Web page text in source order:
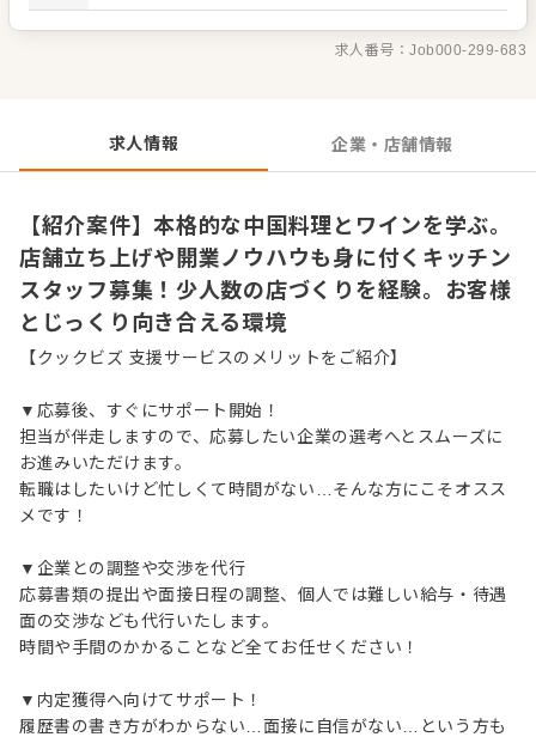
幅広く習得できます。少人数精鋭のチームで店舗立ち上げ
や出店開業のノウハウを間近で学べるため、将来独立を目
求人番号：Job000-299-683
求人情報 企業・店舗情報
【紹介案件】本格的な中国料理とワインを学ぶ。
店舗立ち上げや開業ノウハウも身に付くキッチン
スタッフ募集！少人数の店づくりを経験。お客様
とじっくり向き合える環境
【クックビズ 支援サービスのメリットをご紹介】
▼応募後、すぐにサポート開始！
担当が伴走しますので、応募したい企業の選考へとスムーズに
お進みいただけます。
転職はしたいけど忙しくて時間がない…そんな方にこそオスス
メです！
▼企業との調整や交渉を代行
応募書類の提出や面接日程の調整、個人では難しい給与・待遇
面の交渉なども代行いたします。
時間や手間のかかることなど全てお任せください！
▼内定獲得へ向けてサポート！
履歴書の書き方がわからない…面接に自信がない…という方も